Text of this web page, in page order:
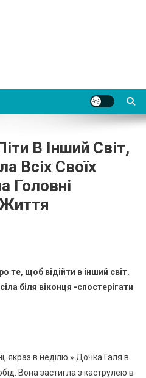
В Інший Світ,
Всіх Своїх
Головні
те, щоб відійти в інший світ.
біля віконця -спостерігати
якраз в неділю ».Дочка Галя в
Вона застигла з каструлею в